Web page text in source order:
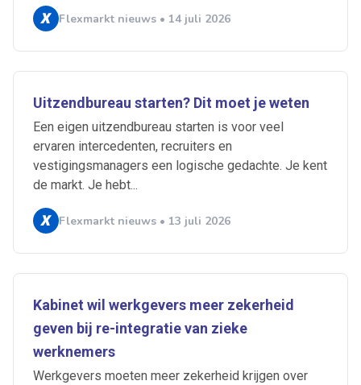
Flexmarkt nieuws • 14 juli 2026
Uitzendbureau starten? Dit moet je weten
Een eigen uitzendbureau starten is voor veel
ervaren intercedenten, recruiters en
vestigingsmanagers een logische gedachte. Je kent
de markt. Je hebt...
Flexmarkt nieuws • 13 juli 2026
Kabinet wil werkgevers meer zekerheid
geven bij re-integratie van zieke
werknemers
Werkgevers moeten meer zekerheid krijgen over